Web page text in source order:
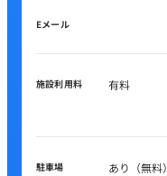
Eメール
施設利用料 有料
駐車場
あり（無料）